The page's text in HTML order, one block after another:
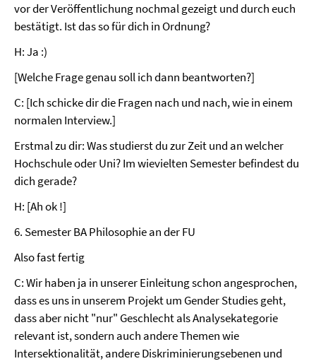
vor der Veröffentlichung nochmal gezeigt und durch euch
bestätigt. Ist das so für dich in Ordnung?
H: Ja :)
[Welche Frage genau soll ich dann beantworten?]
C: [Ich schicke dir die Fragen nach und nach, wie in einem
normalen Interview.]
Erstmal zu dir: Was studierst du zur Zeit und an welcher
Hochschule oder Uni? Im wievielten Semester befindest du
dich gerade?
H: [Ah ok !]
6. Semester BA Philosophie an der FU
Also fast fertig
C: Wir haben ja in unserer Einleitung schon angesprochen,
dass es uns in unserem Projekt um Gender Studies geht,
dass aber nicht "nur" Geschlecht als Analysekategorie
relevant ist, sondern auch andere Themen wie
Intersektionalität, andere Diskriminierungsebenen und